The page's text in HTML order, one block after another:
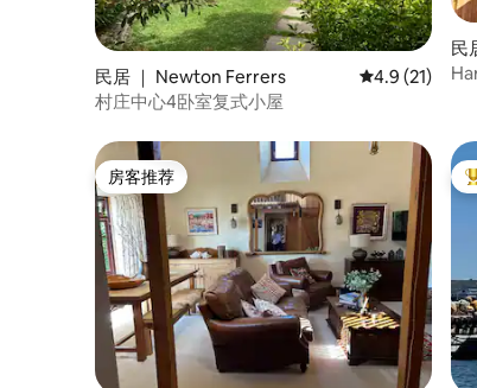
民居 ｜ Newton Ferrers 平均评分 4.9
4.9 (21)
村庄中心4卧室复式小屋
民
房客推荐
房客推荐